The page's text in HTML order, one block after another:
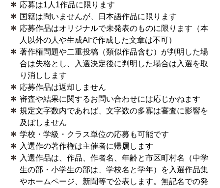
2020.09.25
応募を締め切りました。多くのご応募をいただき、あり
がとうございました。
今後選考を実施し、入選者の方には令和3年2月初旬まで
にご連絡します。詳細
2020.03.16
受賞者の発表及び入選作品掲載
2020.03.04
【開催中止】第三回授賞式及び記念座談会
本年3月14日（土）に予定しておりました「第三回授賞
式及び記念座談会」について、新型コロナウイルス感染
症拡大防止の観点から、開催を中止することといたしま
した。
ご理解くださいますよう、よろしくお願いいたします。
2020.01.27
応募は1人1作品に限ります
国籍は問いませんが、日本語作品に限ります
応募作品はオリジナルで未発表のものに限ります（本
人以外の人や生成AIで作成した文章は不可）
著作権問題や二重投稿（類似作品含む）が判明した場
合は失格とし、入選決定後に判明した場合は入選を取
り消しします
応募作品は返却しません
審査や結果に関するお問い合わせには応じかねます
規定文字数内であれば、文字数の多寡は審査に影響を
及ぼしません
学校・学級・クラス単位の応募も可能です
入選作の著作権は主催者に帰属します
入選作品は、作品、作者名、年齢と市区町村名（中学
生の部・小学生の部は、学校名と学年）を入選作品集
やホームページ、新聞等で公表します。無記名での発